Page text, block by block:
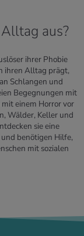
aus?
ihrer Phobie
ihren Alltag prägt,
Schlangen und
Begegnungen mit
einem Horror vor
Wälder, Keller und
sie eine
benötigen Hilfe,
mit sozialen